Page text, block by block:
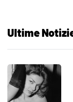
Ultime